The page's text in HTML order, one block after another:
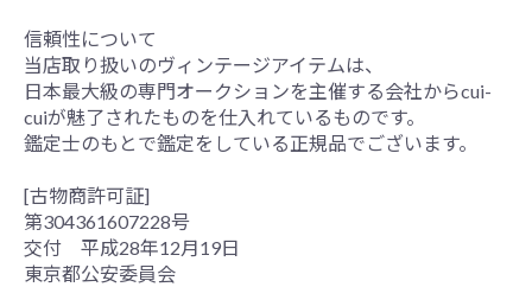
信頼性について
当店取り扱いのヴィンテージアイテムは、
日本最大級の専門オークションを主催する会社からcui-
cuiが魅了されたものを仕入れているものです。
鑑定士のもとで鑑定をしている正規品でございます。
[古物商許可証]
第304361607228号
交付 平成28年12月19日
東京都公安委員会